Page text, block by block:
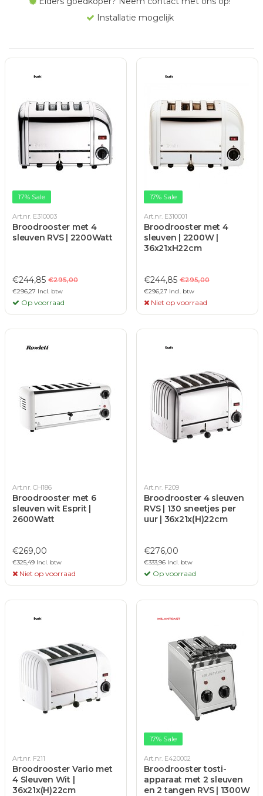
Installatie mogelijk
17% Sale
Art.nr. E310003
Broodrooster met 4
sleuven RVS | 2200Watt
€244,85 €295,00
€296,27 Incl. btw
Op voorraad
17% Sale
Art.nr. E310001
Broodrooster met 4
sleuven | 2200W |
36x21xH22cm
€244,85 €295,00
€296,27 Incl. btw
Niet op voorraad
Art.nr. CH186
Broodrooster met 6
sleuven wit Esprit |
2600Watt
€269,00
€325,49 Incl. btw
Niet op voorraad
Art.nr. F209
Broodrooster 4 sleuven
RVS | 130 sneetjes per
uur | 36x21x(H)22cm
€276,00
€333,96 Incl. btw
Op voorraad
Art.nr. F211
Broodrooster Vario met
4 Sleuven Wit |
36x21x(H)22cm
17% Sale
Art.nr. E420002
Broodrooster tosti-
apparaat met 2 sleuven
en 2 tangen RVS | 1300W